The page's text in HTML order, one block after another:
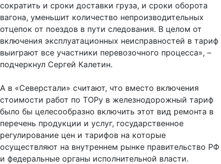
сократить и сроки доставки груза, и сроки оборота
вагона, уменьшит количество непроизводительных
отцепок от поездов в пути следования. В целом от
включения эксплуатационных неисправностей в тариф
выиграют все участники перевозочного процесса», –
подчеркнул Сергей Калетин.
А в «Северстали» считают, что вместо включения
стоимости работ по ТОРу в железнодорожный тариф
было бы целесообразно включить этот вид ремонта в
перечень продукции и услуг, государственное
регулирование цен и тарифов на которые
осуществляют на внутреннем рынке правительство РФ
и федеральные органы исполнительной власти.